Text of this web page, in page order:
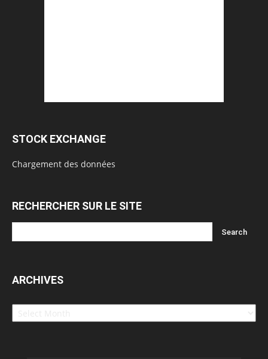
STOCK EXCHANGE
Chargement des données
RECHERCHER SUR LE SITE
ARCHIVES
Archives